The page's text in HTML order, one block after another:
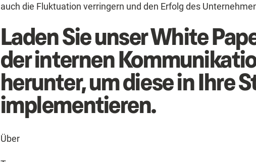
auch die Fluktuation verringern und den Erfolg des
Laden Sie unser White
der internen
herunter, um diese in Ihre
implementieren.
Über